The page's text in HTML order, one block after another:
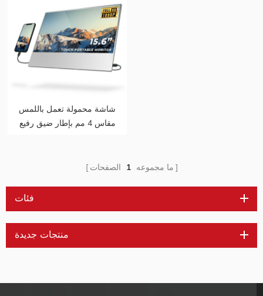
شاشة محمولة تعمل باللمس
مقاس 4 مم بإطار ضيق رفيع
ما مجموعه 1 الصفحات
فئات
منتجات جديدة